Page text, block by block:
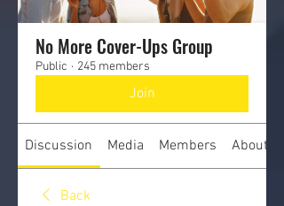
No More Cover-Ups Group
Public · 245 members
Join
Discussion Media Members About
Back